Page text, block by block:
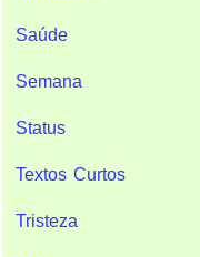
Saúde
Semana
Status
Textos Curtos
Tristeza